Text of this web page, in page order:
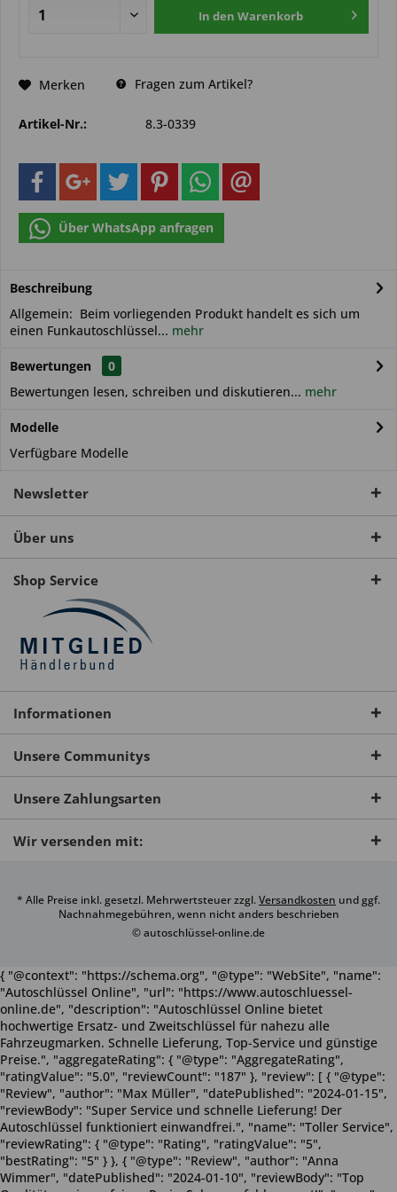
In den Warenkorb
Merken Fragen zum Artikel?
Artikel-Nr.: 8.3-0339
Über WhatsApp anfragen
Beschreibung
Allgemein: Beim vorliegenden Produkt handelt es sich um
einen Funkautoschlüssel... mehr
Bewertungen
0
Bewertungen lesen, schreiben und diskutieren... mehr
Modelle
Verfügbare Modelle
Newsletter
Über uns
Shop Service
Informationen
Unsere Communitys
Unsere Zahlungsarten
Wir versenden mit:
* Alle Preise inkl. gesetzl. Mehrwertsteuer zzgl.Versandkosten und ggf.
Nachnahmegebühren, wenn nicht anders beschrieben
© autoschlüssel-online.de
{ "@context": "https://schema.org", "@type": "WebSite", "name":
"Autoschlüssel Online", "url": "https://www.autoschluessel-
online.de", "description": "Autoschlüssel Online bietet
hochwertige Ersatz- und Zweitschlüssel für nahezu alle
Fahrzeugmarken. Schnelle Lieferung, Top-Service und günstige
Preise.", "aggregateRating": { "@type": "AggregateRating",
"ratingValue": "5.0", "reviewCount": "187" }, "review": [ { "@type":
"Review", "author": "Max Müller", "datePublished": "2024-01-15",
"reviewBody": "Super Service und schnelle Lieferung! Der
Autoschlüssel funktioniert einwandfrei.", "name": "Toller Service",
"reviewRating": { "@type": "Rating", "ratingValue": "5",
"bestRating": "5" } }, { "@type": "Review", "author": "Anna
Wimmer", "datePublished": "2024-01-10", "reviewBody": "Top